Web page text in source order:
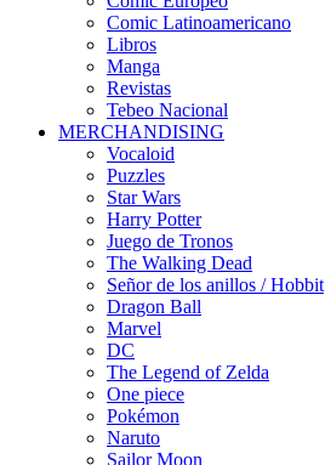
Comic Latinoamericano
Libros
Manga
Revistas
Tebeo Nacional
MERCHANDISING
Vocaloid
Puzzles
Star Wars
Harry Potter
Juego de Tronos
The Walking Dead
Señor de los anillos / Hobbit
Dragon Ball
Marvel
DC
The Legend of Zelda
One piece
Pokémon
Naruto
Sailor Moon